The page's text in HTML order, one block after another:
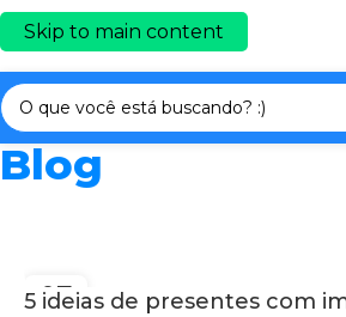
Skip to main content
Blog
07
5 ideias de presentes com